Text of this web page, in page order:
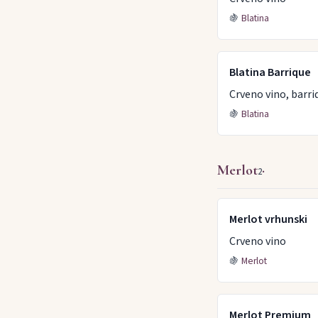
🍇 Blatina
Blatina Barrique
Crveno vino,
🍇 Blatina
Merlot2·
Merlot vrhunski
Crveno vino
🍇 Merlot